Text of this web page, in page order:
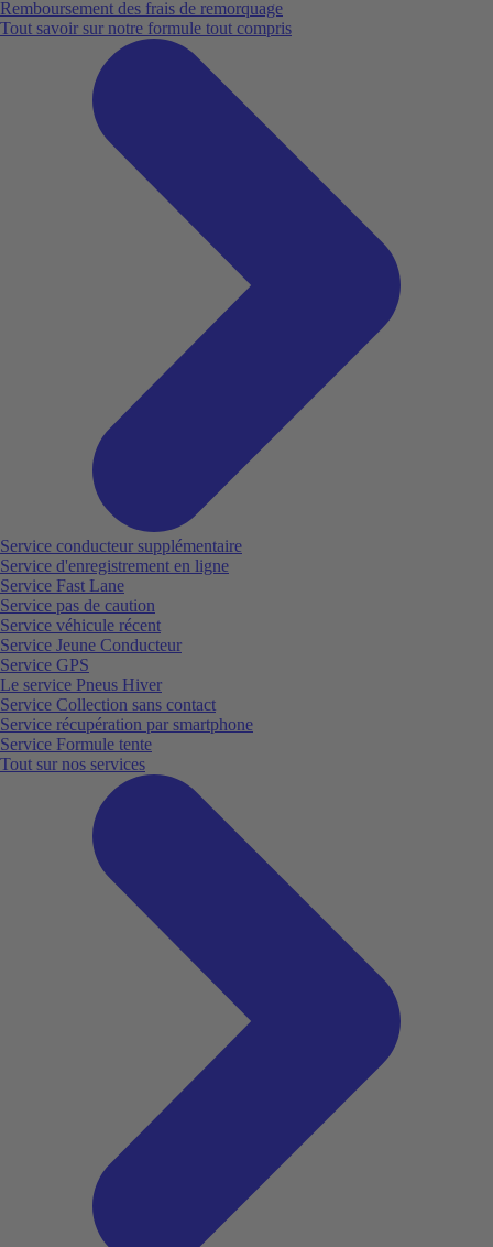
Remboursement des frais de remorquage
Tout savoir sur notre formule tout compris
Service conducteur supplémentaire
Service d'enregistrement en ligne
Service Fast Lane
Service pas de caution
Service véhicule récent
Service Jeune Conducteur
Service GPS
Le service Pneus Hiver
Service Collection sans contact
Service récupération par smartphone
Service Formule tente
Tout sur nos services